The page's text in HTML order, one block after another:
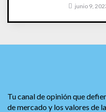
junio 9,
Tu canal de opinión que
de mercado y los valores de